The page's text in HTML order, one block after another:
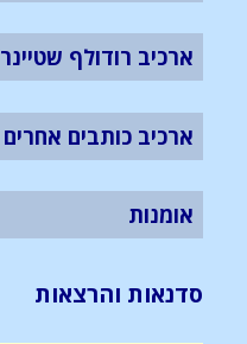
ארכיב רודולף שטיינר
ארכיב כותבים אחרים
אומנות
סדנאות והרצאות